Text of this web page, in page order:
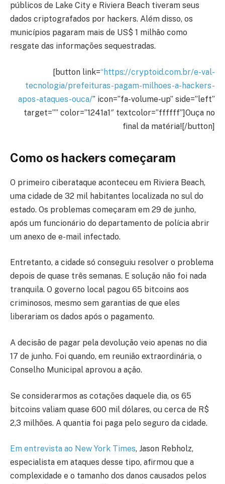
públicos de Lake City e Riviera Beach tiveram seus
dados criptografados por hackers. Além disso, os
municípios pagaram mais de US$ 1 milhão como
resgate das informações sequestradas.
[button link=“https://cryptoid.com.br/e-val-
tecnologia/prefeituras-pagam-milhoes-a-hackers-
apos-ataques-ouca/” icon=”fa-volume-up” side=”left”
target=”” color=”1241a1″ textcolor=”ffffff”]Ouça no
final da matéria![/button]
Como os hackers começaram
O primeiro ciberataque aconteceu em Riviera Beach,
uma cidade de 32 mil habitantes localizada no sul do
estado. Os problemas começaram em 29 de junho,
após um funcionário do departamento de polícia abrir
um anexo de e-mail infectado.
Entretanto, a cidade só conseguiu resolver o problema
depois de quase três semanas. E solução não foi nada
tranquila. O governo local pagou 65 bitcoins aos
criminosos, mesmo sem garantias de que eles
liberariam os dados após o pagamento.
A decisão de pagar pela devolução veio apenas no dia
17 de junho. Foi quando, em reunião extraordinária, o
Conselho Municipal aprovou a ação.
Se considerarmos as cotações daquele dia, os 65
bitcoins valiam quase 600 mil dólares, ou cerca de R$
2,3 milhões. A quantia foi paga pelo seguro da cidade.
Em entrevista ao New York Times, Jason Rebholz,
especialista em ataques desse tipo, afirmou que a
complexidade e o tamanho dos danos causados pelos